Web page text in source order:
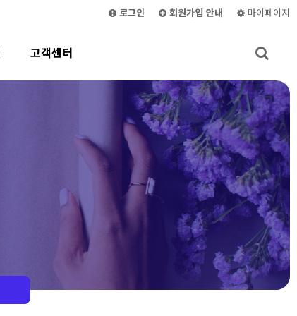
마이페이지
회원가입 안내
로그인
고객센터